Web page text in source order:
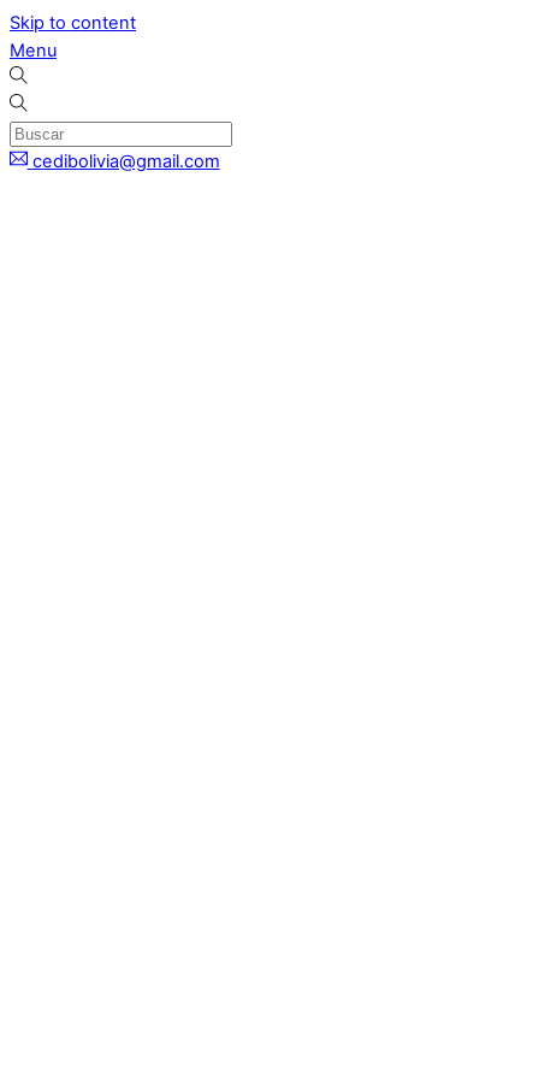
Skip to content
Menu
cedibolivia@gmail.com